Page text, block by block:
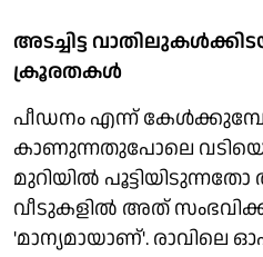
അടച്ചിട്ട
ക്രൂരതകള്‍
പീഡനം എന്ന്
കാണുന്നതുപോലെ
മുറിയില്‍
വീടുകളില്‍ അത്
'മാന്യമായാണ്'. രാവിലെ